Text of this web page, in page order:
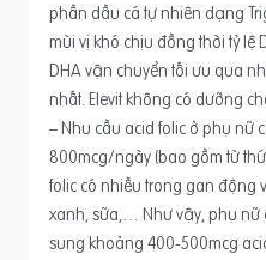
phần dầu cá tự nhiên dạng
mùi vị khó chịu đồng thời tỷ lệ
DHA vận chuyển tối ưu qua
nhất. Elevit không có dưỡng
– Nhu cầu acid folic ở phụ nữ
800mcg/ngày (bao gồm từ
folic có nhiều trong gan động
xanh, sữa,… Như vậy, phụ nữ
sung khoảng 400-500mcg